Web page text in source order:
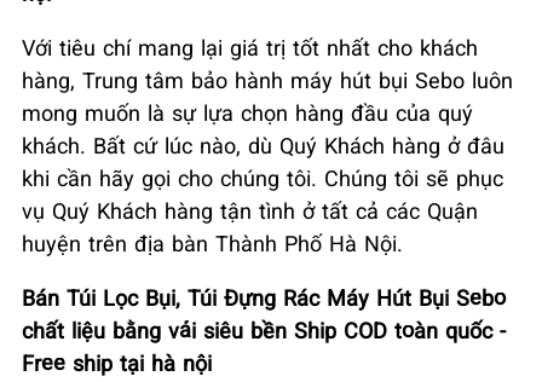
Với tiêu chí mang lại giá trị tốt nhất cho khách
hàng, Trung tâm bảo hành máy hút bụi Sebo luôn
mong muốn là sự lựa chọn hàng đầu của quý
khách. Bất cứ lúc nào, dù Quý Khách hàng ở đâu
khi cần hãy gọi cho chúng tôi. Chúng tôi sẽ phục
vụ Quý Khách hàng tận tình ở tất cả các Quận
huyện trên địa bàn Thành Phố Hà Nội.
Bán Túi Lọc Bụi, Túi Đựng Rác Máy Hút Bụi Sebo
chất liệu bằng vải siêu bền Ship COD toàn quốc -
Free ship tại hà nội